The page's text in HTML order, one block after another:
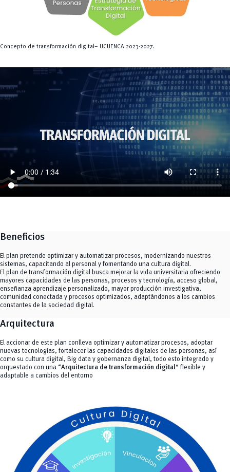
Concepto de transformación digital– UCUENCA 2023-2027.
Beneficios
El plan pretende optimizar y automatizar procesos, modernizando nuestros
sistemas, capacitando al personal y fomentando una cultura digital.
El plan de transformación digital busca mejorar la vida universitaria ofreciendo
mayores capacidades de las personas, procesos y tecnología, acceso global,
enseñanza aprendizaje personalizado, mayor producción investigativa,
comunidad conectada y procesos optimizados, adaptándonos a los cambios
constantes de la sociedad digital.
Arquitectura
El accionar de este plan conlleva optimizar y automatizar procesos, adoptar
nuevas tecnologías, fortalecer las capacidades digitales de las personas, así
como su cultura digital, Big data y gobernanza digital, todo esto integrado y
orquestado con una “Arquitectura de transformación digital” flexible y
adaptable a cambios del entorno